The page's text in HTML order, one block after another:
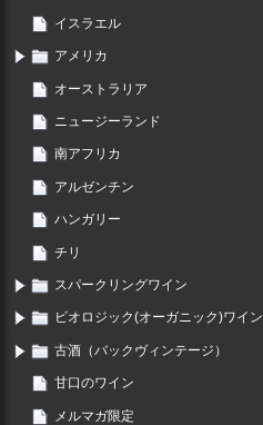
イスラエル
アメリカ
オーストラリア
ニュージーランド
南アフリカ
アルゼンチン
ハンガリー
チリ
スパークリングワイン
ビオロジック(オーガニック)ワイン
古酒（バックヴィンテージ）
甘口のワイン
メルマガ限定